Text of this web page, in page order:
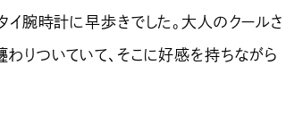
イ腕時計に早歩きでした。大人のクールさ
りついていて、そこに好感を持ちながら